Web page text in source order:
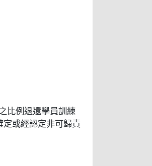
比例退還學員訓練
或經認定非可歸責